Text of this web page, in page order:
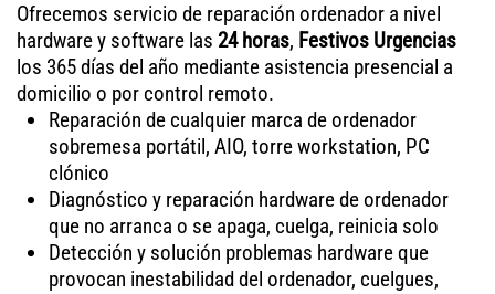
Ofrecemos servicio de reparación ordenador a nivel
hardware y software las 24 horas, Festivos Urgencias
los 365 días del año mediante asistencia presencial a
domicilio o por control remoto.
Reparación de cualquier marca de ordenador
sobremesa portátil, AIO, torre workstation, PC
clónico
Diagnóstico y reparación hardware de ordenador
que no arranca o se apaga, cuelga, reinicia solo
Detección y solución problemas hardware que
provocan inestabilidad del ordenador, cuelgues,